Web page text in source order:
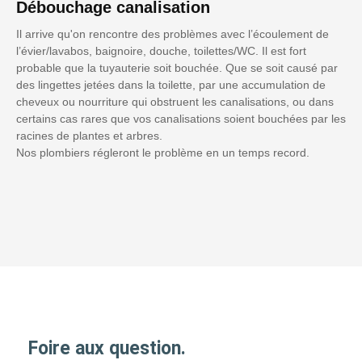
Débouchage canalisation
Il arrive qu'on rencontre des problèmes avec l’écoulement de
l’évier/lavabos, baignoire, douche, toilettes/WC. Il est fort
probable que la tuyauterie soit bouchée. Que se soit causé par
des lingettes jetées dans la toilette, par une accumulation de
cheveux ou nourriture qui obstruent les canalisations, ou dans
certains cas rares que vos canalisations soient bouchées par les
racines de plantes et arbres.
Nos plombiers régleront le problème en un temps record.
Foire aux question.